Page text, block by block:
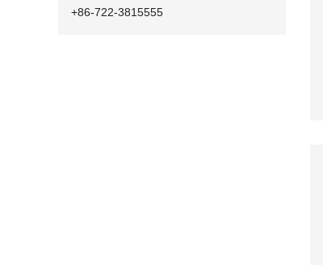
+86-722-3815555